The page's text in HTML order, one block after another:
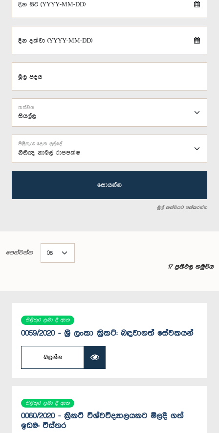
දින සිට (YYYY-MM-DD)
දින දක්වා (YYYY-MM-DD)
මූල පදය
තත්වය
නීතිඥ නාමල් රාජපක්ෂ
පිළිතුරු දෙන ලද්දේ
සොයන්න
මුල් තත්වයට පත්කරන්න
පෙන්වන්න
17 ප්‍රතිඵල හමුවිය
පිළිතුර ලබා දී ඇත
0059/2020 - ශ්‍රී ලංකා ක්‍රිකට්: බඳවාගත් සේවකයන්
බලන්න
පිළිතුර ලබා දී ඇත
0060/2020 - ක්‍රිකට් විශ්වවිද්‍යාලයකට මිලදී ගත්
ඉඩම: විස්තර